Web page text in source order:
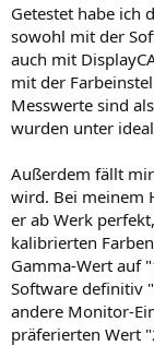
Getestet habe ich
sowohl mit der
auch mit
mit der
Messwerte sind
wurden unter
Außerdem fällt
wird. Bei meinem
er ab Werk
kalibrierten
Gamma-Wert auf
Software definitiv
andere Monitor-
präferierten Wert